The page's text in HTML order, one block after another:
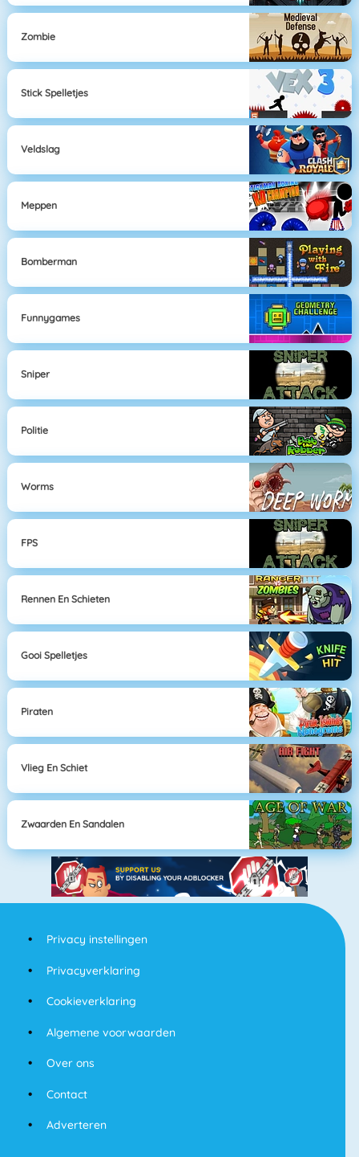
Zombie
Stick Spelletjes
Veldslag
Meppen
Bomberman
Funnygames
Sniper
Politie
Worms
FPS
Rennen En Schieten
Gooi Spelletjes
Piraten
Vlieg En Schiet
Zwaarden En Sandalen
Privacy instellingen
Privacyverklaring
Cookieverklaring
Algemene voorwaarden
Over ons
Contact
Adverteren